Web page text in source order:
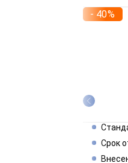
- 40%
Срок